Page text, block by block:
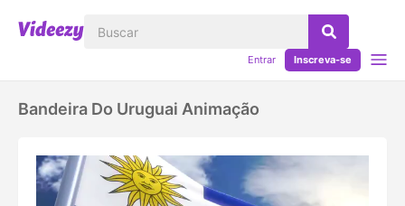
Entrar Inscreva-se
Bandeira Do Uruguai Animação